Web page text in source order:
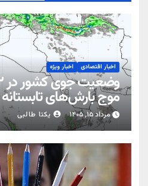
اخبار اقتصادی اخبار ویژه
موج بارش‌های تابستانه در راه
مرداد ۱۵, ۱۴۰۵ یکتا طالبی